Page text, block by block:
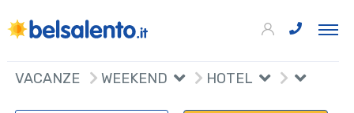
VACANZE WEEKEND HOTEL
+